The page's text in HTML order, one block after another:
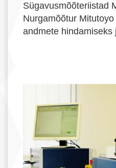
Sügavusmõõteriistad
Nurgamõõtur
andmete hindamiseks